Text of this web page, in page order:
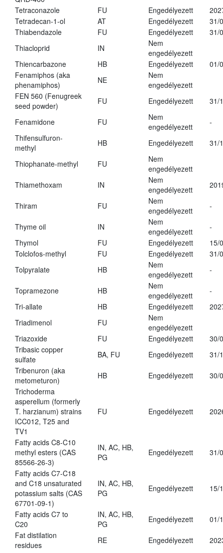
Tetraconazole
FU Engedélyezett
Tetradecan-1-ol
AT Engedélyezett
31/
Thiabendazole
FU Engedélyezett
31/
Thiacloprid
IN
Nem
engedélyezett
Thiencarbazone
HB Engedélyezett
01/
Fenamiphos (aka
phenamiphos)
NE
Nem
engedélyezett
FEN 560 (Fenugreek
seed powder)
FU Engedélyezett 31/
Fenamidone FU
Nem
engedélyezett
-
Thifensulfuron-
methyl
HB Engedélyezett 31/
Thiophanate-methyl FU
Nem
engedélyezett
Thiamethoxam
IN
Nem
engedélyezett
Thiram FU
Nem
engedélyezett
-
Thyme oil IN
Nem
engedélyezett
-
Thymol
FU Engedélyezett
15/
Tolclofos-methyl
FU Engedélyezett
31/
Tolpyralate
HB
Nem
engedélyezett
-
Topramezone HB
Nem
engedélyezett
-
Tri-allate
HB Engedélyezett
Triadimenol
FU
Nem
engedélyezett
Triazoxide
FU Engedélyezett
30/
Tribasic copper
sulfate
BA, FU Engedélyezett
31/
Tribenuron (aka
metometuron)
HB Engedélyezett
30/
Trichoderma
asperellum (formerly
T. harzianum) strains
ICC012, T25 and
TV1
FU Engedélyezett
Fatty acids C8-C10
methyl esters (CAS
85566-26-3)
IN, AC, HB,
PG
Engedélyezett 31/
Fatty acids C7-C18
and C18 unsaturated
potassium salts (CAS
67701-09-1)
IN, AC, HB,
PG
Engedélyezett 15/
Fatty acids C7 to
C20
IN, AC, HB,
PG
Engedélyezett
01/
Fat distilation
residues
RE Engedélyezett